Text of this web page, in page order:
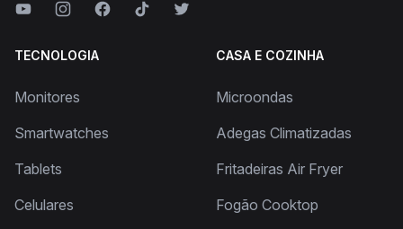
TECNOLOGIA
Monitores
Smartwatches
Tablets
Celulares
CASA E COZINHA
Microondas
Adegas Climatizadas
Fritadeiras Air Fryer
Fogão Cooktop